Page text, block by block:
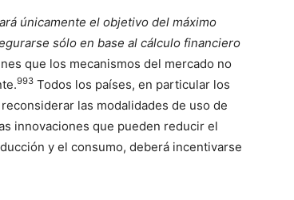
únicamente el objetivo del máximo
sólo en base al cálculo financiero
que los mecanismos del mercado no
993 Todos los países, en particular los
las modalidades de uso de
innovaciones que pueden reducir el
y el consumo, deberá incentivarse